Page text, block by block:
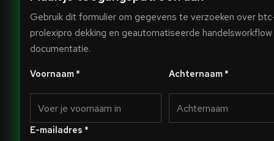
Gebruik dit formulier om gegevens te verzoeken over
prolexipro dekking en geautomatiseerde handelsworkflow
documentatie.
Voornaam * Achternaam *
E-mailadres *